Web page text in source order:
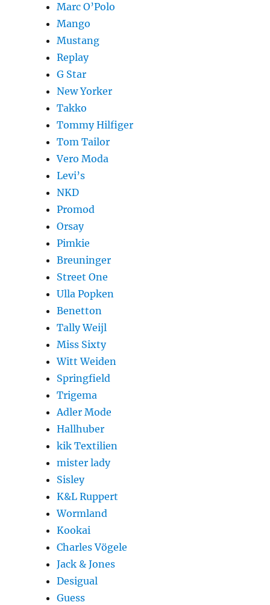
Marc O’Polo
Mango
Mustang
Replay
G Star
New Yorker
Takko
Tommy Hilfiger
Tom Tailor
Vero Moda
Levi’s
NKD
Promod
Orsay
Pimkie
Breuninger
Street One
Ulla Popken
Benetton
Tally Weijl
Miss Sixty
Witt Weiden
Springfield
Trigema
Adler Mode
Hallhuber
kik Textilien
mister lady
Sisley
K&L Ruppert
Wormland
Kookai
Charles Vögele
Jack & Jones
Desigual
Guess